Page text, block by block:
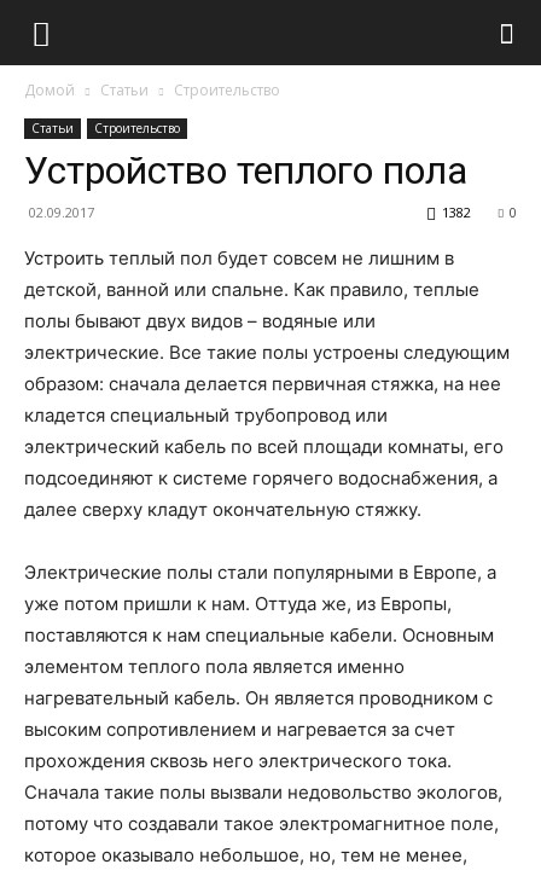
Домой Статьи Строительство
Статьи Строительство
Устройство теплого пола
02.09.2017 0
1382
Устроить теплый пол будет совсем не лишним в
детской, ванной или спальне. Как правило, теплые
полы бывают двух видов – водяные или
электрические. Все такие полы устроены следующим
образом: сначала делается первичная стяжка, на нее
кладется специальный трубопровод или
электрический кабель по всей площади комнаты, его
подсоединяют к системе горячего водоснабжения, а
далее сверху кладут окончательную стяжку.
Электрические полы стали популярными в Европе, а
уже потом пришли к нам. Оттуда же, из Европы,
поставляются к нам специальные кабели. Основным
элементом теплого пола является именно
нагревательный кабель. Он является проводником с
высоким сопротивлением и нагревается за счет
прохождения сквозь него электрического тока.
Сначала такие полы вызвали недовольство экологов,
потому что создавали такое электромагнитное поле,
которое оказывало небольшое, но, тем не менее,